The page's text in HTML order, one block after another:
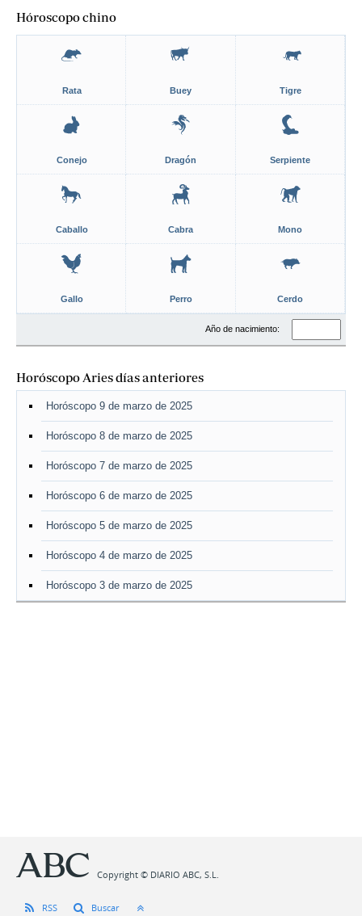
Hóroscopo chino
Rata Buey Tigre
Conejo Dragón Serpiente
Caballo Cabra Mono
Gallo Perro Cerdo
Año de nacimiento:
Horóscopo Aries días anteriores
Horóscopo 9 de marzo de 2025
Horóscopo 8 de marzo de 2025
Horóscopo 7 de marzo de 2025
Horóscopo 6 de marzo de 2025
Horóscopo 5 de marzo de 2025
Horóscopo 4 de marzo de 2025
Horóscopo 3 de marzo de 2025
Copyright © DIARIO ABC, S.L.
RSS Buscar